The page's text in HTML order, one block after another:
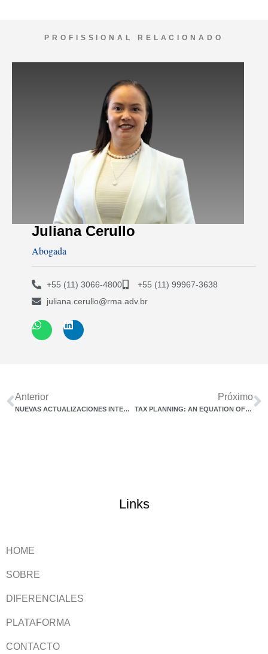
PROFISSIONAL RELACIONADO
Juliana Cerullo
Abogada
+55 (11) 3066-4800
+55 (11) 99967-3638
juliana.cerullo@rma.adv.br
Anterior
NUEVAS ACTUALIZACIONES INTERNACIONALES QUE AFECTAN A LA PLANIFICACIÓN PATRIMONIAL
Próximo
TAX PLANNING: AN EQUATION OF NUMBERS, LAWS, AND RESOLUTIONS
Links
HOME
SOBRE
DIFERENCIALES
PLATAFORMA
CONTACTO